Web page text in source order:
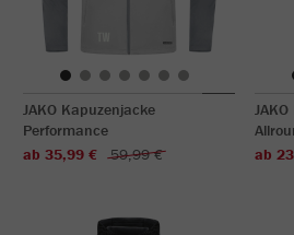
JAKO Kapuzenjacke
Performance
ab 35,99 €
59,99 €
ab